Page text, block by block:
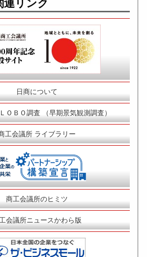
連リンク
日商について
ＯＢＯ調査 （早期景気観測調査）
工会議所 ライブラリー
商工会議所のヒミツ
会議所ニュースかわら版